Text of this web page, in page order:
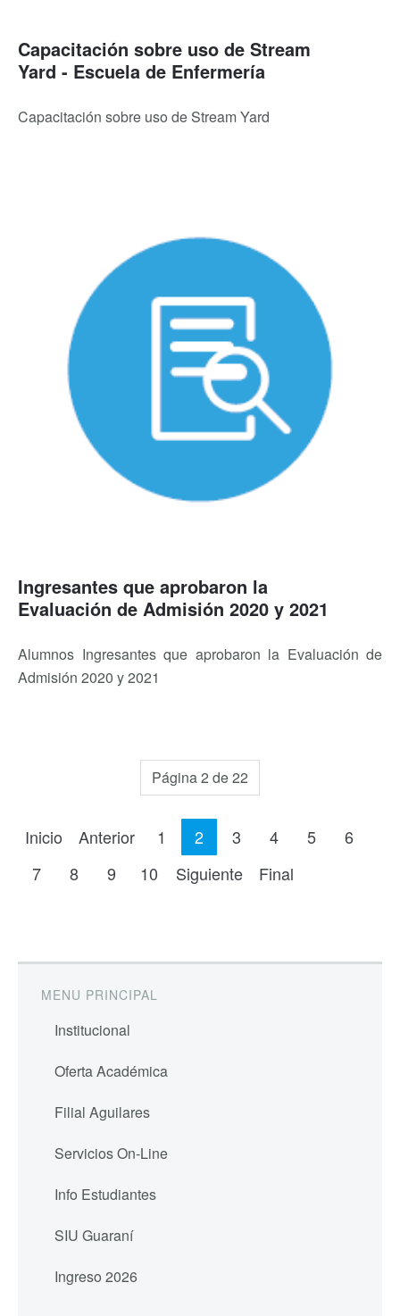
Capacitación sobre uso de Stream
Yard - Escuela de Enfermería
Capacitación sobre uso de Stream Yard
Ingresantes que aprobaron la
Evaluación de Admisión 2020 y 2021
Alumnos Ingresantes que aprobaron la Evaluación de
Admisión 2020 y 2021
Página 2 de 22
Inicio Anterior 1 2 3 4 5
6
7
8 9 10 Siguiente Final
MENU PRINCIPAL
Institucional
Oferta Académica
Filial Aguilares
Servicios On-Line
Info Estudiantes
SIU Guaraní
Ingreso 2026